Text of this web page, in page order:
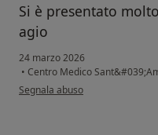
Si è presentato
agio
24 marzo 2026
• Centro Medico
secondo l'opinione dell'utente
Segnala abuso